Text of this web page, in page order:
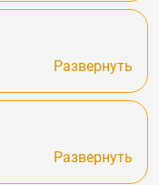
Развернуть
Развернуть